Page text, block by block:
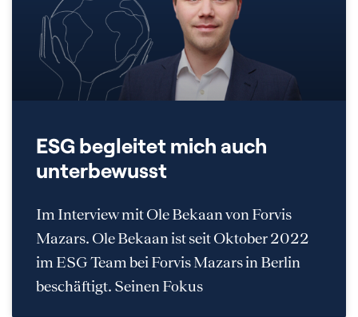
ESG begleitet mich auch
unterbewusst
Im Interview mit Ole Bekaan von Forvis
Mazars. Ole Bekaan ist seit Oktober 2022
im ESG Team bei Forvis Mazars in Berlin
beschäftigt. Seinen Fokus